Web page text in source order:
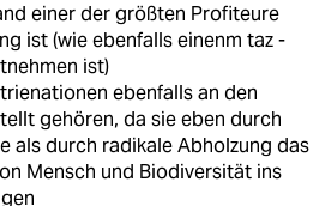
einer der größten Profiteure
ist (wie ebenfalls einenm taz -
ist)
ebenfalls an den
gehören, da sie eben durch
als durch radikale Abholzung das
Mensch und Biodiversität ins